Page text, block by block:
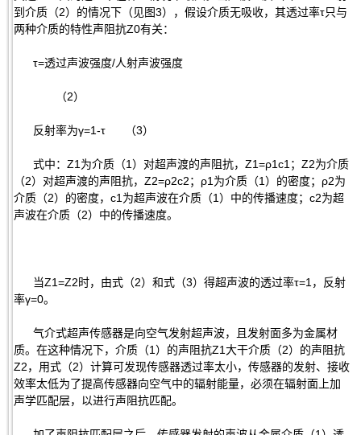
到介质（2）的情况下（见图3），假设介质无吸收，其透过率τ只与
两种介质的特性声阻抗Z0有关：
τ=透过声波强度/人射声波强度
（2）
反射率为γ=1-τ （3）
式中：Z1为介质（1）对超声渡的声阻抗，Z1=ρ1c1；Z2为介质
（2）对超声渡的声阻抗，Z2=ρ2c2；ρ1为介质（1）的密度；ρ2为
介质（2）的密度，c1为超声波在介质（1）中的传播速度；c2为超
声波在介质（2）中的传播速度。
当Z1=Z2时，由式（2）和式（3）得超声波的透过率τ=1，反射
率γ=0。
气介式超声传感器是向空气发射超声波，且发射面多为金属材
质。在这种情况下，介质（1）的声阻抗Z1大干介质（2）的声阻抗
Z2，用式（2）计算可发现传感器透过率太小，传感器的发射、接收
效率太低为了提高传感器向空气中的辐射能量，必须在辐射面上加
声学匹配层，以进行声阻抗匹配。